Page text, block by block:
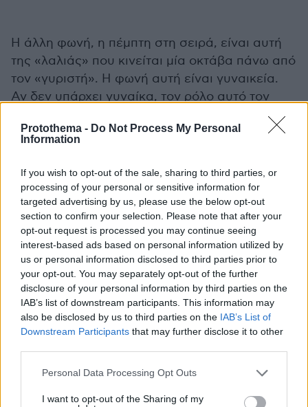
Protothema - Do Not Process My Personal
Information
If you wish to opt-out of the sale, sharing to third parties, or
processing of your personal or sensitive information for
targeted advertising by us, please use the below opt-out
section to confirm your selection. Please note that after your
opt-out request is processed you may continue seeing
interest-based ads based on personal information utilized by
us or personal information disclosed to third parties prior to
your opt-out. You may separately opt-out of the further
disclosure of your personal information by third parties on the
IAB’s list of downstream participants. This information may
also be disclosed by us to third parties on the IAB’s List of
Downstream Participants that may further disclose it to other
Please note that this website/app uses one or more Google
not limited to your visit or usage behaviour. You may click to
Personal Data Processing Opt Outs
I want to opt-out of the Sharing of my
Η άλλη φωνή, η πέμπτη στη σειρά, είναι αυτή
της «λαλιάς» που κινείται μία οκτάβα πάνω από
τον «γυριστή». Η φωνή αυτή είναι γυναικεία.
Αν δεν υπάρχει γυναίκα, τον ρόλο αυτό τον
αναλαμβάνει άνδρας που αλλοιώνει τη φωνή
του όπως κάνουν οι Τιρολέζοι. Στα Βυζαντινά
που έψαλλαν μία οκτάβα πάνω από τους
πρωτοψάλτες.
Τα μοιρολόγια
Το μοιρολό(γ)ι ή «μοιργιολόι» κατά την
ηπειρωτική διάλεκτο, είναι μουσικό μοτίβο που
μιμείται με μελωδικότητα το θρηνητικό κλάμα,
όταν εξωτερικεύει τον εσωτερικό ψυχικό πόνο,
αλλά δεν έχει σχέση με τον θρήνο για τον
στίχους. Αργότερα τονίστηκαν στο ίδιο μοτίβο
και θλιβερά τραγούδια σχετικά με τον θάνατο.